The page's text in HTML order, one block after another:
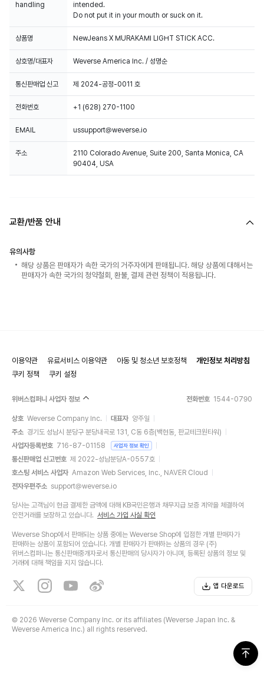
handling
intended.
Do not put it in your mouth or suck on it.
상품명 NewJeans X MURAKAMI LIGHT STICK ACC.
상호명/대표자 Weverse America Inc. / 성명순
통신판매업 신고 제 2024-공정-0011 호
전화번호 +1 (628) 270-1100
EMAIL ussupport@weverse.io
주소
2110 Colorado Avenue, Suite 200, Santa Monica, CA
90404, USA
교환/반품 안내
유의사항
해당 상품은 판매자가 속한 국가의 거주자에게 판매됩니다. 해당 상품에 대해서는
판매자가 속한 국가의 청약철회, 환불, 결제 관련 정책이 적용됩니다.
이용약관 유료서비스 이용약관 아동 및 청소년 보호정책
개인정보 처리방침
쿠키 정책
쿠키 설정
위버스컴퍼니 사업자 정보 전화번호 1544-0790
상호 Weverse Company Inc. 대표자 양주일
주소 경기도 성남시 분당구 분당내곡로 131, C동 6층(백현동, 판교테크원타워)
사업자등록번호 716-87-01158 사업자 정보 확인
통신판매업 신고번호 제 2022-성남분당A-0557호
호스팅 서비스 사업자 Amazon Web Services, Inc., NAVER Cloud
전자우편주소 support@weverse.io
당사는 고객님이 현금 결제한 금액에 대해 KB국민은행과 채무지급 보증 계약을 체결하여
안전거래를 보장하고 있습니다. 서비스 가입 사실 확인
Weverse Shop에서 판매되는 상품 중에는 Weverse Shop에 입점한 개별 판매자가
판매하는 상품이 포함되어 있습니다. 개별 판매자가 판매하는 상품의 경우 (주)
위버스컴퍼니는 통신판매중개자로서 통신판매의 당사자가 아니며, 등록된 상품의 정보 및
거래에 대해 책임을 지지 않습니다.
앱 다운로드
© 2026 Weverse Company Inc. or its affiliates (Weverse Japan Inc. &
Weverse America Inc.) all rights reserved.